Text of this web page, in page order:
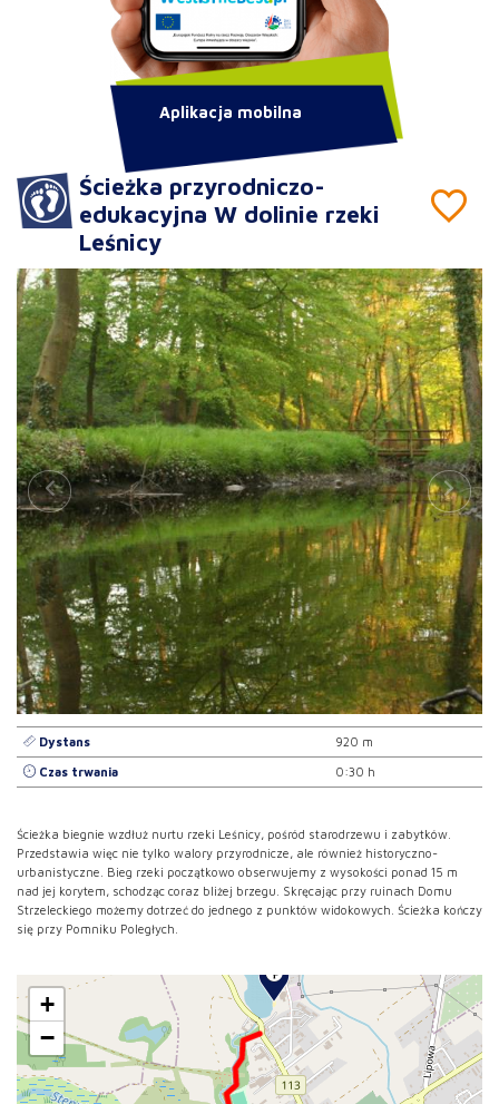
Ścieżka przyrodniczo-
edukacyjna W dolinie rzeki
Leśnicy
Dystans 920 m
Czas trwania 0:30 h
Ścieżka biegnie wzdłuż nurtu rzeki Leśnicy, pośród starodrzewu i zabytków.
Przedstawia więc nie tylko walory przyrodnicze, ale również historyczno-
urbanistyczne. Bieg rzeki początkowo obserwujemy z wysokości ponad 15 m
nad jej korytem, schodząc coraz bliżej brzegu. Skręcając przy ruinach Domu
Strzeleckiego możemy dotrzeć do jednego z punktów widokowych. Ścieżka kończy
się przy Pomniku Poległych.
+
−
Aplikacja mobilna